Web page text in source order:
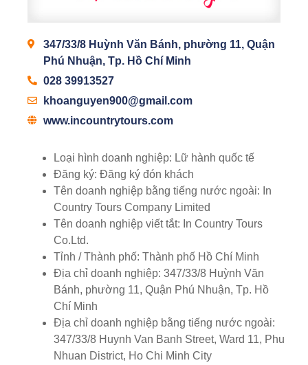
347/33/8 Huỳnh Văn Bánh, phường 11, Quận
Phú Nhuận, Tp. Hồ Chí Minh
028 39913527
khoanguyen900@gmail.com
www.incountrytours.com
Loại hình doanh nghiệp: Lữ hành quốc tế
Đăng ký: Đăng ký đón khách
Tên doanh nghiệp bằng tiếng nước ngoài: In
Country Tours Company Limited
Tên doanh nghiệp viết tắt: In Country Tours
Co.Ltd.
Tỉnh / Thành phố: Thành phố Hồ Chí Minh
Địa chỉ doanh nghiệp: 347/33/8 Huỳnh Văn
Bánh, phường 11, Quận Phú Nhuận, Tp. Hồ
Chí Minh
Địa chỉ doanh nghiệp bằng tiếng nước ngoài:
347/33/8 Huynh Van Banh Street, Ward 11, Phu
Nhuan District, Ho Chi Minh City